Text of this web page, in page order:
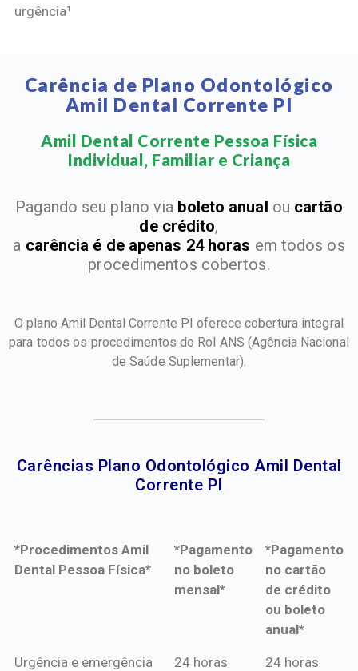
urgência¹
Carência de Plano Odontológico
Amil Dental Corrente PI
Amil Dental Corrente Pessoa Física
Individual, Familiar e Criança​
Pagando seu plano via boleto anual ou cartão
de crédito,
a carência é de apenas 24 horas em todos os
procedimentos cobertos.
O plano Amil Dental Corrente PI oferece cobertura integral
para todos os procedimentos do Rol ANS(Agência Nacional
de Saúde Suplementar).
Carências Plano Odontológico Amil Dental
Corrente PI​
*Procedimentos Amil
Dental Pessoa Física*
*Pagamento
no boleto
mensal*
*Pagamento
no cartão
de crédito
ou boleto
anual*
*Procedimentos Amil
*Pagamento
*Pagamento
Urgência e emergência 24 horas 24 horas